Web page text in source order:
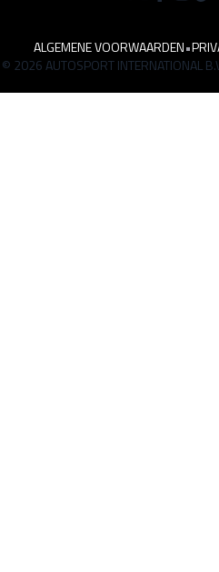
ALGEMENE VOORWAARDEN•
© 2026 AUTOSPORT INTERNATIONAL